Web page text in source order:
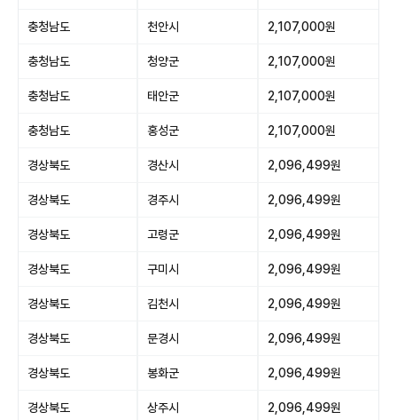
충청남도 천안시 2,107,000원
충청남도 청양군 2,107,000원
충청남도 태안군 2,107,000원
충청남도 홍성군 2,107,000원
경상북도 경산시 2,096,499원
경상북도 경주시 2,096,499원
경상북도 고령군 2,096,499원
경상북도 구미시 2,096,499원
경상북도 김천시 2,096,499원
경상북도 문경시 2,096,499원
경상북도 봉화군 2,096,499원
경상북도 상주시 2,096,499원